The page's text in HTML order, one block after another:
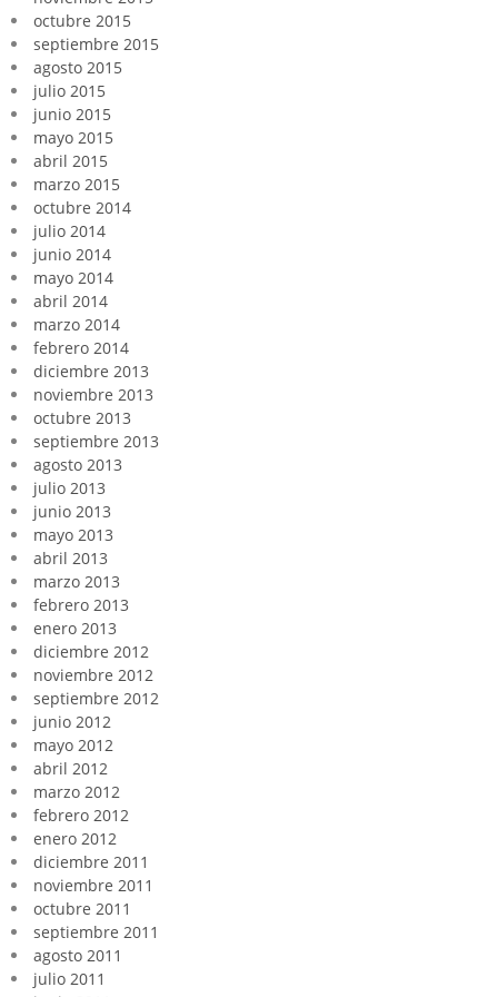
octubre 2015
septiembre 2015
agosto 2015
julio 2015
junio 2015
mayo 2015
abril 2015
marzo 2015
octubre 2014
julio 2014
junio 2014
mayo 2014
abril 2014
marzo 2014
febrero 2014
diciembre 2013
noviembre 2013
octubre 2013
septiembre 2013
agosto 2013
julio 2013
junio 2013
mayo 2013
abril 2013
marzo 2013
febrero 2013
enero 2013
diciembre 2012
noviembre 2012
septiembre 2012
junio 2012
mayo 2012
abril 2012
marzo 2012
febrero 2012
enero 2012
diciembre 2011
noviembre 2011
octubre 2011
septiembre 2011
agosto 2011
julio 2011